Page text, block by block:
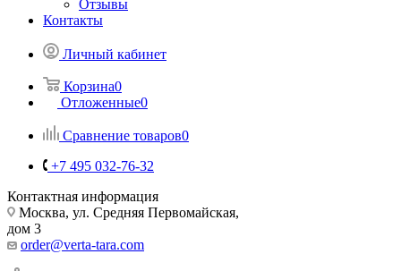
Отзывы
Контакты
Личный кабинет
Корзина0
Отложенные0
Сравнение товаров0
+7 495 032-76-32
Контактная информация
Москва, ул. Средняя Первомайская,
дом 3
order@verta-tara.com